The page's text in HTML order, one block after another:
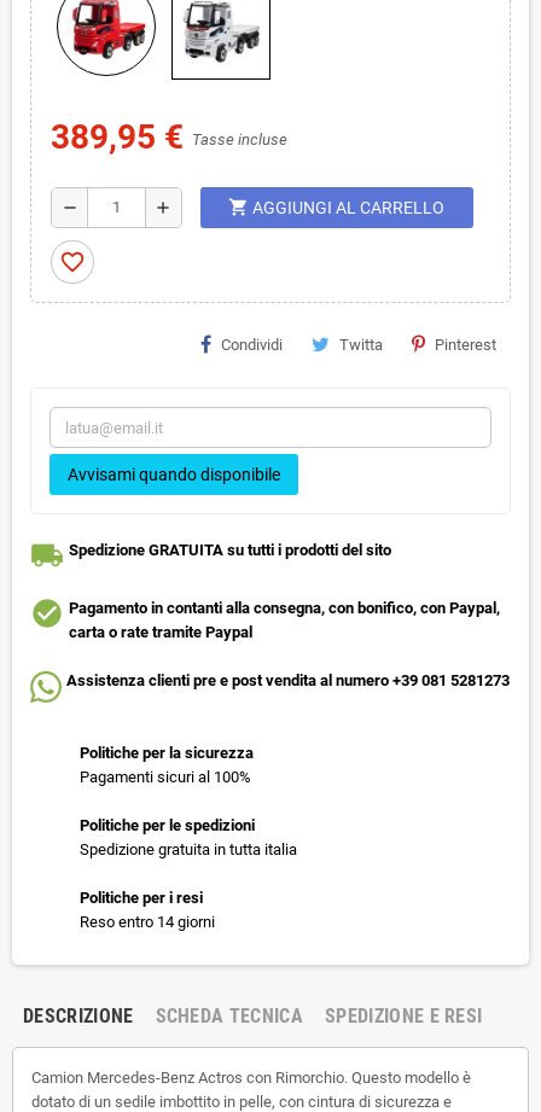
389,95 € Tasse incluse
remove add shopping_cart AGGIUNGI AL CARRELLO
favorite_border
Condividi Twitta Pinterest
Avvisami quando disponibile
local_shipping Spedizione GRATUITA su tutti i prodotti del sito
check_circle Pagamento in contanti alla consegna, con bonifico, con Paypal,
carta o rate tramite Paypal
Assistenza clienti pre e post vendita al numero +39 081 5281273
Politiche per la sicurezza
Pagamenti sicuri al 100%
Politiche per le spedizioni
Spedizione gratuita in tutta italia
Politiche per i resi
Reso entro 14 giorni
DESCRIZIONE SCHEDA TECNICA SPEDIZIONE E RESI
Camion Mercedes-Benz Actros con Rimorchio. Questo modello è
dotato di un sedile imbottito in pelle, con cintura di sicurezza e